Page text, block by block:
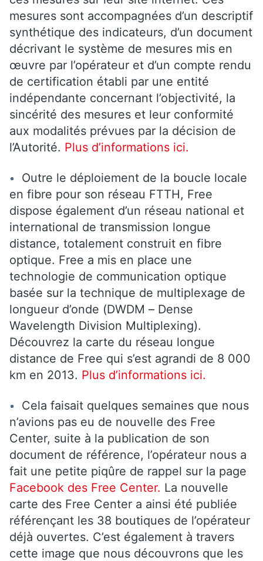
mesures sont accompagnées d’un descriptif
synthétique des indicateurs, d’un document
décrivant le système de mesures mis en
œuvre par l’opérateur et d’un compte rendu
de certification établi par une entité
indépendante concernant l’objectivité, la
sincérité des mesures et leur conformité
aux modalités prévues par la décision de
l’Autorité. Plus d’informations ici.
Outre le déploiement de la boucle locale
en fibre pour son réseau FTTH, Free
dispose également d’un réseau national et
international de transmission longue
distance, totalement construit en fibre
optique. Free a mis en place une
technologie de communication optique
basée sur la technique de multiplexage de
longueur d’onde (DWDM – Dense
Wavelength Division Multiplexing).
Découvrez la carte du réseau longue
distance de Free qui s’est agrandi de 8 000
km en 2013. Plus d’informations ici.
Cela faisait quelques semaines que nous
n’avions pas eu de nouvelle des Free
Center, suite à la publication de son
document de référence, l’opérateur nous a
fait une petite piqûre de rappel sur la page
Facebook des Free Center. La nouvelle
carte des Free Center a ainsi été publiée
référençant les 38 boutiques de l’opérateur
déjà ouvertes. C’est également à travers
cette image que nous découvrons que les